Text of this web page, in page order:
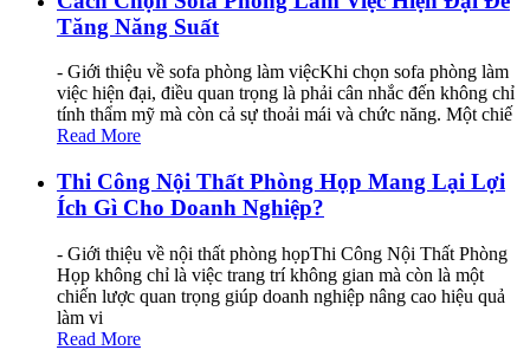
Tăng Năng Suất
- Giới thiệu về sofa phòng làm việcKhi chọn sofa phòng làm
việc hiện đại, điều quan trọng là phải cân nhắc đến không chỉ
tính thẩm mỹ mà còn cả sự thoải mái và chức năng. Một chiế
Read More
Thi Công Nội Thất Phòng Họp Mang Lại Lợi
Ích Gì Cho Doanh Nghiệp?
- Giới thiệu về nội thất phòng họpThi Công Nội Thất Phòng
Họp không chỉ là việc trang trí không gian mà còn là một
chiến lược quan trọng giúp doanh nghiệp nâng cao hiệu quả
làm vi
Read More